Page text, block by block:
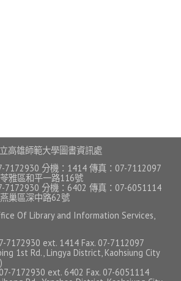
育版
似度檢測服務
高雄師範大學圖書資訊處
7172930 分機：1414 傳真：07-7112097
雅區和平一路116號
7172930 分機：6402 傳真：07-6051114
巢區深中路62號
Of Library and Information Services,
7172930 ext. 1414 Fax. 07-7112097
1st Rd., Lingya District, Kaohsiung City
7172930 ext. 6402 Fax. 07-6051114